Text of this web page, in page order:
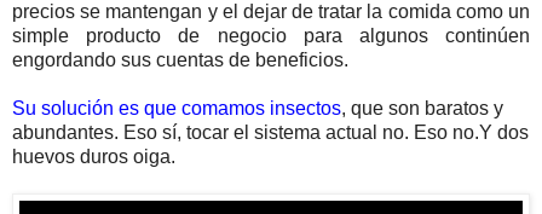
precios se mantengan y el dejar de tratar la comida como un
simple producto de negocio para algunos continúen
engordando sus cuentas de beneficios.
Su solución es que comamos insectos, que son baratos y
abundantes. Eso sí, tocar el sistema actual no. Eso no.Y dos
huevos duros oiga.